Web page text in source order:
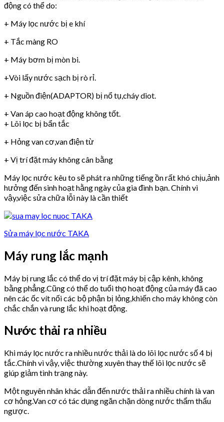
động có thể do:
+ Máy lọc nước bị e khí
+ Tắc màng RO
+ Máy bơm bị mòn bi.
+Vòi lấy nước sạch bị rò rỉ.
+ Nguồn điện(ADAPTOR) bị nổ tụ,cháy diot.
+ Van áp cao hoạt động không tốt.
+ Lõi lọc bị bẩn tắc
+ Hỏng van cơ,van điện từ
+ Vị trí đặt máy không cân bằng
Máy lọc nước kêu to sẽ phát ra những tiếng ồn rất khó chịu,ảnh
hưởng đến sinh hoạt hằng ngày của gia đình bạn. Chính vì
vậy,việc sửa chữa lỗi này là cần thiết
Sửa máy lọc nước TAKA
Máy rung lắc mạnh
Máy bị rung lắc có thể do vị trí đặt máy bị cập kênh, không
bằng phẳng.Cũng có thể do tuổi thọ hoạt động của máy đã cao
nên các ốc vít nối các bộ phận bị lỏng,khiến cho máy không còn
chắc chắn và rung lắc khi hoạt động.
Nước thải ra nhiều
Khi máy lọc nước ra nhiều nước thải là do lõi lọc nước số 4 bị
tắc.Chính vì vậy, việc thường xuyên thay thế lõi lọc nước sẽ
giúp giảm tình trạng này.
Một nguyên nhân khác dẫn đến nước thải ra nhiều chính là van
cơ hỏng.Van cơ có tác dụng ngăn chặn dòng nước thẩm thấu
ngược.